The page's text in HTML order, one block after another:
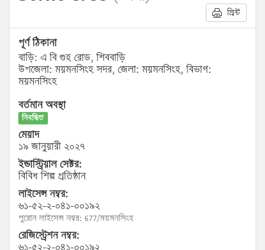
প্রিন্ট
পূর্ণ ঠিকানা
বাড়ি: এ বি গুহ রোড, শিববাড়ি
উপজেলা: ময়মনসিংহ সদর, জেলা: ময়মনসিংহ, বিভাগ:
ময়মনসিংহ
বর্তমান অবস্থা
নিবন্ধিত
মেয়াদ
১৯ জানুয়ারী ২০২৭
ইন্ডাস্ট্রিয়াল সেক্টর:
বিবিধ শিল্প প্রতিষ্ঠান
লাইসেন্স নম্বর:
৬১-৫২-২-০৪১-০০১৯২
পুরোন লাইসেন্স নম্বর: 677/ময়মনসিংহ
রেজিস্ট্রেশন নম্বর:
৬১-৫২-২-০৪১-০০১৯২